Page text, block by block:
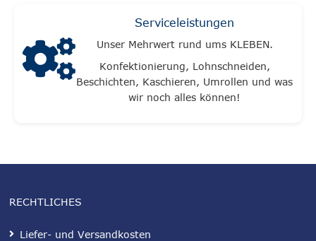
Serviceleistungen
Unser Mehrwert rund ums KLEBEN.
Konfektionierung, Lohnschneiden,
Beschichten, Kaschieren, Umrollen und was
wir noch alles können!
RECHTLICHES
Liefer- und Versandkosten